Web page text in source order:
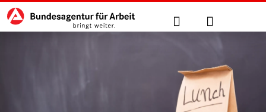
zu den Hauptinhalten springen
Hauptnavigation Suche Anmelden